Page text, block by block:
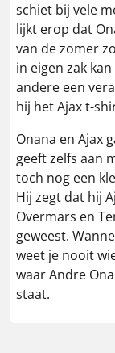
schiet bij vele
lijkt erop dat
van de zomer
in eigen zak
andere een
hij het Ajax t-
Onana en Ajax
geeft zelfs aan
toch nog een
Hij zegt dat hij
Overmars en
geweest.
weet je nooit
waar Andre
staat.